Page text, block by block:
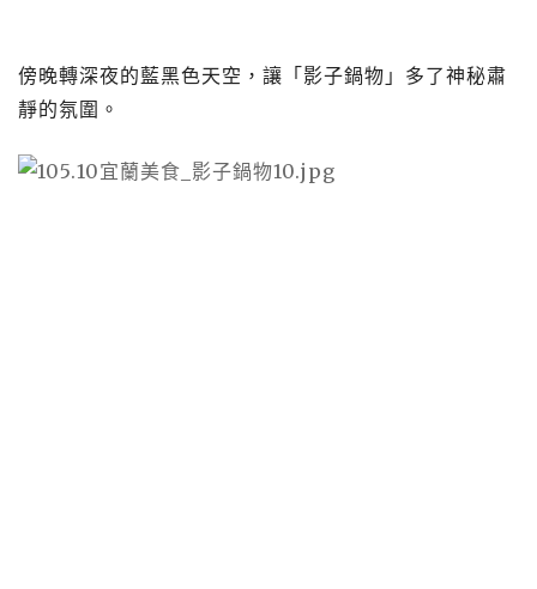
傍晚轉深夜的藍黑色天空，讓「影子鍋物」多了神秘肅
靜的氛圍。